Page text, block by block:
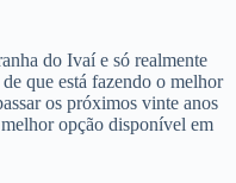
do Ivaí e só realmente
que está fazendo o melhor
os próximos vinte anos
opção disponível em